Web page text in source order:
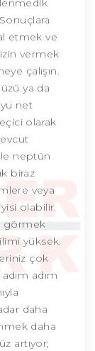
etmek ve
vermek
çalışın.
ya da
net
olarak
neptün
biraz
veya
olabilir.
görmek
yüksek.
çok
adım
daha
daha
artıyor;